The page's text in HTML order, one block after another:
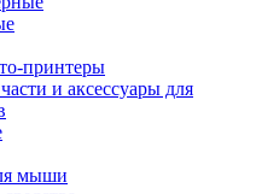
принтеры
и аксессуары для
мыши